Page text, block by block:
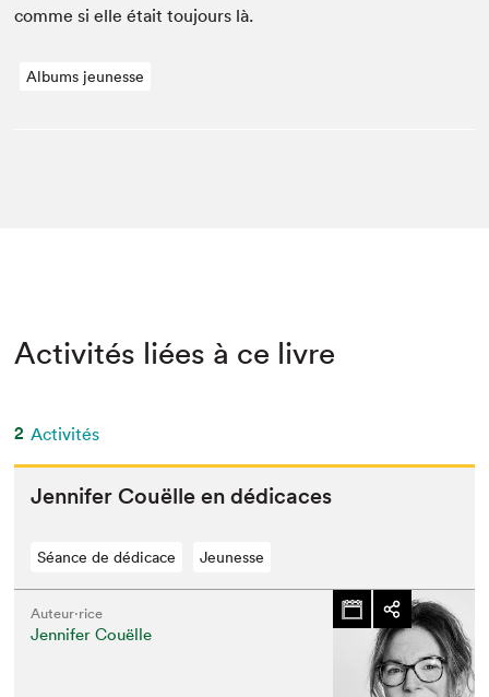
comme si elle était tou­jours là.
Albums jeunesse
Activités liées à ce livre
2 Activités
Jen­nifer Couëlle en dédicaces
Séance de dédicace Jeunesse
Auteur·rice
Jennifer Couëlle